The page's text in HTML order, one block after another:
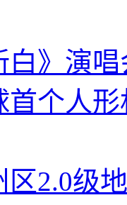
白》演
首个人
区2.0级